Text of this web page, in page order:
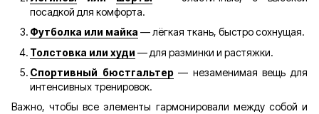
посадкой для комфорта.
Футболка или майка — лёгкая ткань, быстро сохнущая.
Толстовка или худи — для разминки и растяжки.
Спортивный бюстгальтер— незаменимая вещь для
интенсивных тренировок.
Важно, чтобы все элементы гармонировали между собой и